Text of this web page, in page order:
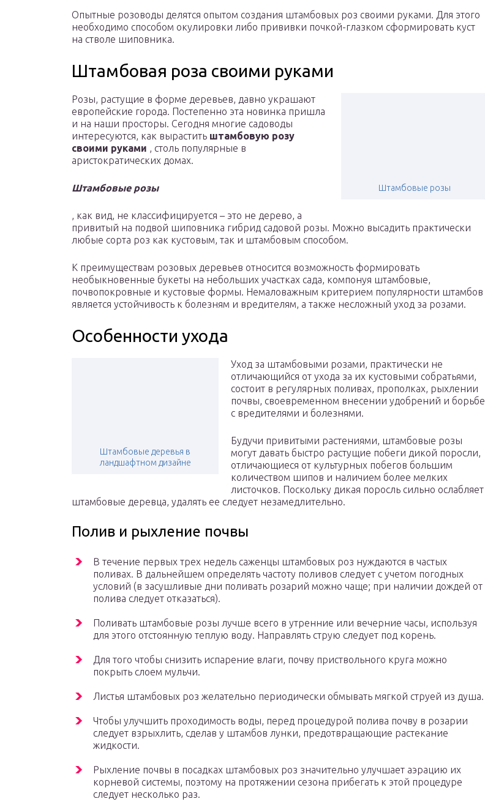
Опытные розоводы делятся опытом создания штамбовых роз своими руками. Для этого
необходимо способом окулировки либо прививки почкой-глазком сформировать куст
на стволе шиповника.
Штамбовая роза своими руками
Штамбовые розы
Розы, растущие в форме деревьев, давно украшают
европейские города. Постепенно эта новинка пришла
и на наши просторы. Сегодня многие садоводы
интересуются, как вырастить штамбовую розу
своими руками , столь популярные в
аристократических домах.
Штамбовые розы
, как вид, не классифицируется – это не дерево, а
привитый на подвой шиповника гибрид садовой розы. Можно высадить практически
любые сорта роз как кустовым, так и штамбовым способом.
К преимуществам розовых деревьев относится возможность формировать
необыкновенные букеты на небольших участках сада, компонуя штамбовые,
почвопокровные и кустовые формы. Немаловажным критерием популярности штамбов
является устойчивость к болезням и вредителям, а также несложный уход за розами.
Особенности ухода
Штамбовые деревья в
ландшафтном дизайне
Уход за штамбовыми розами, практически не
отличающийся от ухода за их кустовыми собратьями,
состоит в регулярных поливах, прополках, рыхлении
почвы, своевременном внесении удобрений и борьбе
с вредителями и болезнями.
Будучи привитыми растениями, штамбовые розы
могут давать быстро растущие побеги дикой поросли,
отличающиеся от культурных побегов большим
количеством шипов и наличием более мелких
листочков. Поскольку дикая поросль сильно ослабляет
штамбовые деревца, удалять ее следует незамедлительно.
Полив и рыхление почвы
В течение первых трех недель саженцы штамбовых роз нуждаются в частых
поливах. В дальнейшем определять частоту поливов следует с учетом погодных
условий (в засушливые дни поливать розарий можно чаще; при наличии дождей от
полива следует отказаться).
Поливать штамбовые розы лучше всего в утренние или вечерние часы, используя
для этого отстоянную теплую воду. Направлять струю следует под корень.
Для того чтобы снизить испарение влаги, почву приствольного круга можно
покрыть слоем мульчи.
Листья штамбовых роз желательно периодически обмывать мягкой струей из душа.
Чтобы улучшить проходимость воды, перед процедурой полива почву в розарии
следует взрыхлить, сделав у штамбов лунки, предотвращающие растекание
жидкости.
Рыхление почвы в посадках штамбовых роз значительно улучшает аэрацию их
корневой системы, поэтому на протяжении сезона прибегать к этой процедуре
следует несколько раз.